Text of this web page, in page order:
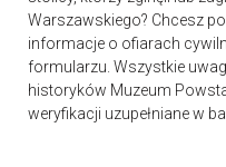
Warszawskiego? Chcesz
informacje o ofiarach
formularzu. Wszystkie
historyków Muzeum
weryfikacji uzupełniane w